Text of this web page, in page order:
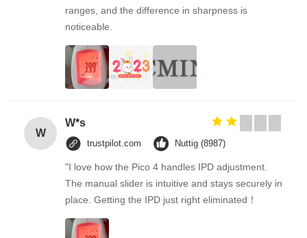
ranges, and the difference in sharpness is
noticeable.
W
W*s
trustpilot.com Nuttig (8987)
"I love how the Pico 4 handles IPD adjustment.
The manual slider is intuitive and stays securely in
place. Getting the IPD just right eliminated！